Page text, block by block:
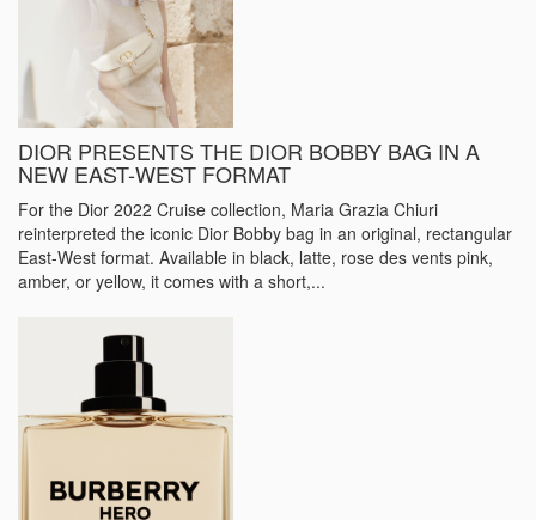
DIOR PRESENTS THE DIOR BOBBY BAG IN A
NEW EAST-WEST FORMAT
For the Dior 2022 Cruise collection, Maria Grazia Chiuri
reinterpreted the iconic Dior Bobby bag in an original, rectangular
East-West format. Available in black, latte, rose des vents pink,
amber, or yellow, it comes with a short,...